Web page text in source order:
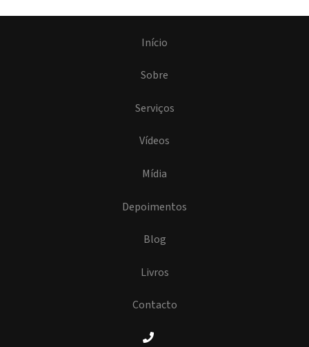
Início
Sobre
Serviços
Vídeos
Mídia
Depoimentos
Blog
Livros
Contacto